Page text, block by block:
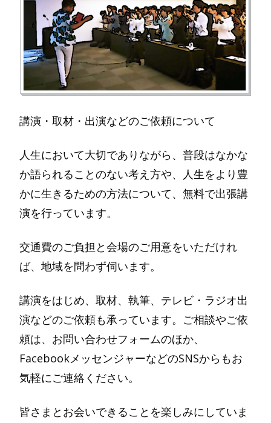
講演・取材・出演などのご依頼について
人生において大切でありながら、普段はなかな
か語られることのない考え方や、人生をより豊
かに生きるための方法について、無料で出張講
演を行っています。
交通費のご負担と会場のご用意をいただけれ
ば、地域を問わず伺います。
講演をはじめ、取材、執筆、テレビ・ラジオ出
演などのご依頼も承っています。ご相談やご依
頼は、お問い合わせフォームのほか、
FacebookメッセンジャーなどのSNSからもお
気軽にご連絡ください。
皆さまとお会いできることを楽しみにしていま